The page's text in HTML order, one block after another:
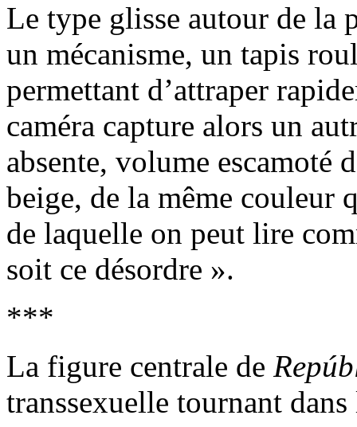
Le type glisse autour de la
un mécanisme, un tapis
permettant d’attraper
caméra capture alors un
absente, volume escamoté
beige, de la même couleur
de laquelle on peut lire
soit ce désordre ».
***
La figure centrale de
transsexuelle tournant